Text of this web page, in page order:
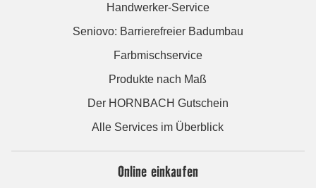
Handwerker-Service
Seniovo: Barrierefreier Badumbau
Farbmischservice
Produkte nach Maß
Der HORNBACH Gutschein
Alle Services im Überblick
Online einkaufen